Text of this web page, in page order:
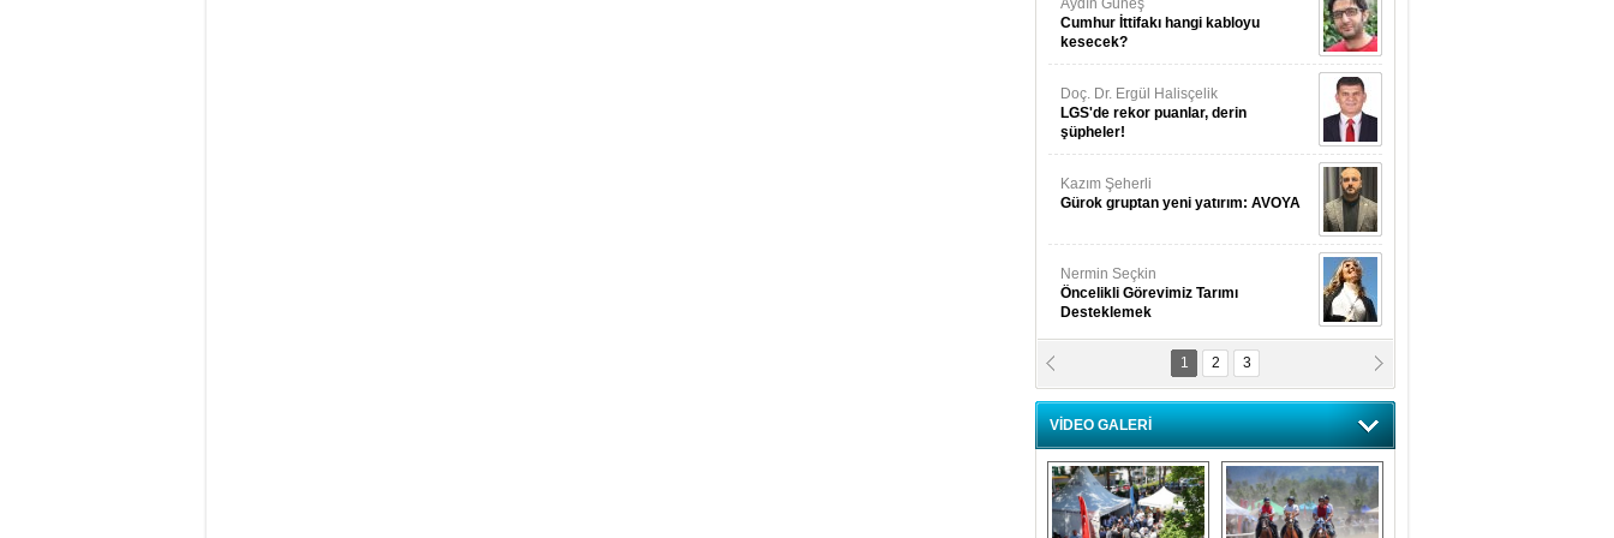
Aydın Güneş
Cumhur İttifakı hangi kabloyu
kesecek?
Doç. Dr. Ergül Halisçelik
LGS'de rekor puanlar, derin
şüpheler!
Kazım Şeherli
Gürok gruptan yeni yatırım: AVOYA
Nermin Seçkin
Öncelikli Görevimiz Tarımı
Desteklemek
Nilüfer Menekli Buzcular
Siz Hiç Kelebeklerin Sesini
Duydunuz Mu?
1 2 3
VİDEO GALERİ